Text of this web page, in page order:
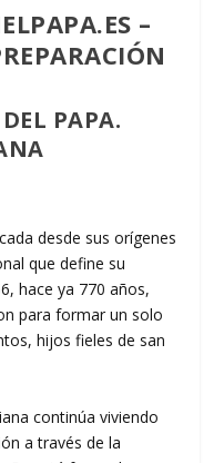
–
PAPA.
desde sus orígenes
que define su
hace ya 770 años,
para formar un solo
hijos fieles de san
continúa viviendo
a través de la